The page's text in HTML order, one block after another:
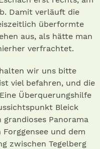
Damit verläuft die
überformte
aus, als hätte man
verfrachtet.
wir uns bitte
viel befahren, und die
Überquerungshilfe
Bleick
Panorama
und dem
zwischen Tegelberg